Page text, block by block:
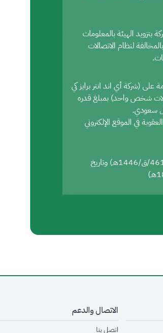
بتزويد الهيئة بالمعلومات
لنظام الاتصالات
على (شركة أي اند انتر برايز كي
شخص واحد) بمبلغ قدره
في الموقع الإلكتروني
رقم (46114542/ق/1446هـ) وتاريخ
الاتصال والدعم
اتصل بنا